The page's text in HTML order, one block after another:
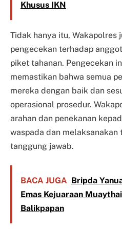
Khusus IKN
Tidak hanya itu, Wakapolres
pengecekan terhadap
piket tahanan. Pengecekan
memastikan bahwa semua
mereka dengan baik dan
operasional prosedur.
arahan dan penekanan
waspada dan melaksanakan
tanggung jawab.
BACA JUGA Bripda
Emas Kejuaraan
Balikpapan